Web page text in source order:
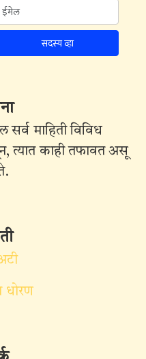
सदस्य व्हा
माहिती विविध
त्यात काही तफावत असू
धोरण